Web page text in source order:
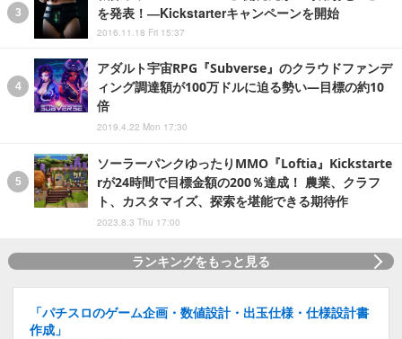
を発表！―Kickstarterキャンペーンを開始
2016.11.18 Fri 15:37
アダルト宇宙RPG『Subverse』のクラウドファンデ
ィング調達額が100万ドルに迫る勢い―目標の約10
倍
2019.4.22 Mon 17:30
ソーラーパンクゆったりMMO『Loftia』Kickstarte
rが24時間で目標金額の200％達成！ 農業、クラフ
ト、カスタマイズ、探索を堪能できる期待作
2023.8.3 Thu 17:00
ランキングをもっと見る
「パチスロのゲーム企画・数値設計・出玉仕様・仕様設計書
作成」